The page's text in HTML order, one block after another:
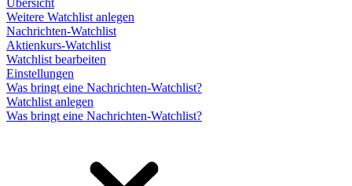
Übersicht
Weitere Watchlist anlegen
Nachrichten-Watchlist
Aktienkurs-Watchlist
Watchlist bearbeiten
Einstellungen
Was bringt eine Nachrichten-Watchlist?
Watchlist anlegen
Was bringt eine Nachrichten-Watchlist?